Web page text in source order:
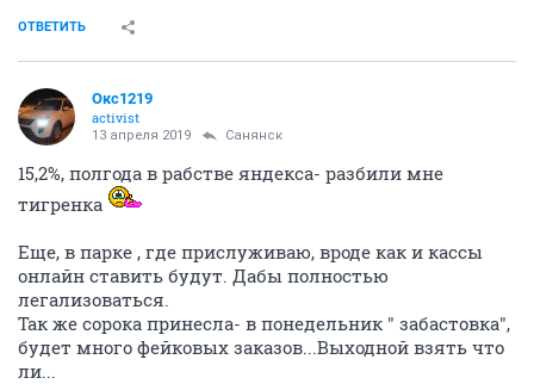
ОТВЕТИТЬ
Окс1219
activist
13 апреля 2019 Санянск
15,2%, полгода в рабстве яндекса- разбили мне
тигренка
Еще, в парке , где прислуживаю, вроде как и кассы
онлайн ставить будут. Дабы полностью
легализоваться.
Так же сорока принесла- в понедельник " забастовка",
будет много фейковых заказов...Выходной взять что
ли...